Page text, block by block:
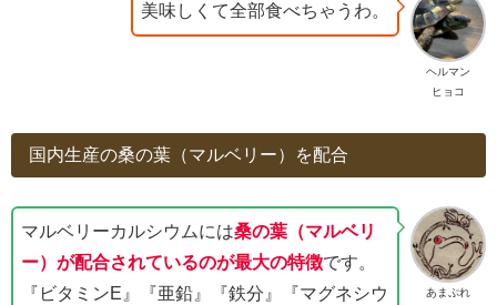
ヘルマン
ヒョコ
美味しくて全部食べちゃうわ。
国内生産の桑の葉（マルベリー）を配合
あまぷれ
マルベリーカルシウムには桑の葉（マルベリ
ー）が配合されているのが最大の特徴です。
『ビタミンE』『亜鉛』『鉄分』『マグネシウ